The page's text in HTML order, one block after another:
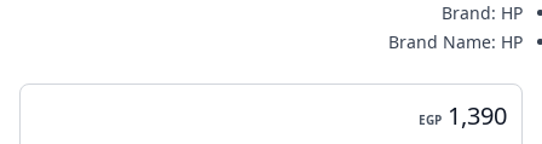
Brand: HP
Brand Name: HP
1,390
EGP